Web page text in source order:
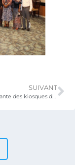
SUIVANT
Le Togo implante des kiosques de dégustation de son café